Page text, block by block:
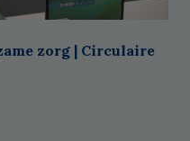
zorg | Circulaire